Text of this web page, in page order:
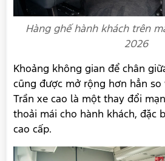
Hàng ghế hành khách trên
2026
Khoảng không gian để chân
cũng được mở rộng hơn hẳn
Trần xe cao là một thay đổi
thoải mái cho hành khách, đặc
cao cấp.